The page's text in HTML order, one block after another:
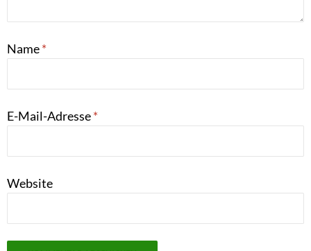
Name*
E-Mail-Adresse*
Website